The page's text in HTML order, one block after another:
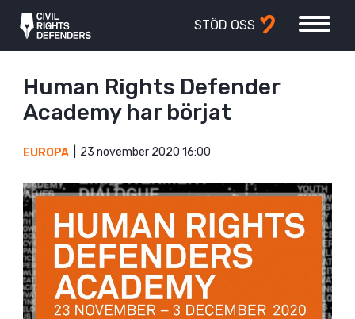
STÖD OSS
Human Rights Defender
Academy har börjat
EUROPA 23 november 2020 16:00